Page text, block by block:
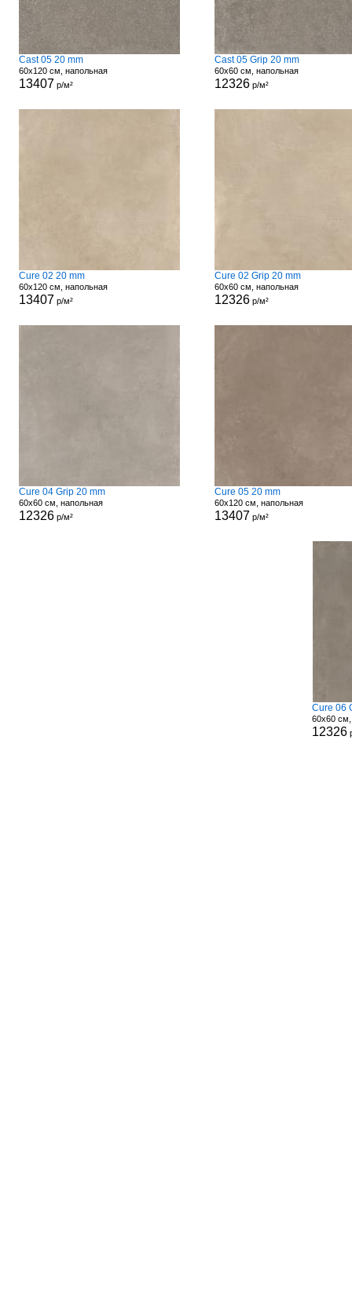
Cast 05 20 mm
60x120 см, напольная
13407 р/м²
Cast 05 Grip 20 mm
60x60 см, напольная
12326р/м²
Cure 02 20 mm
60x120 см, напольная
13407 р/м²
Cure 02 Grip 20 mm
60x60 см, напольная
12326р/м²
Cure 04 Grip 20 mm
60x60 см, напольная
12326р/м²
Cure 05 20 mm
60x120 см, напольная
13407 р/м²
Cure 06
60x60
12326